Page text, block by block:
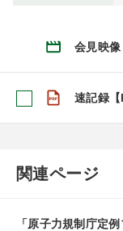
会見映像
速記録【
関連ページ
「原子力規制庁定